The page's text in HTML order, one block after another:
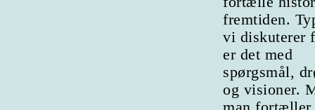
fremtiden.
vi diskuterer
er det med
spørgsmål,
og visioner.